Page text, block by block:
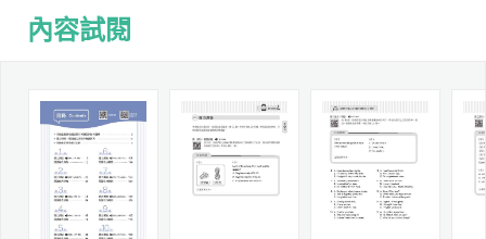
內容試閱